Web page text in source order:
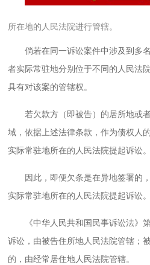
所在地的人民法院进行管辖。
倘若在同一诉讼案件中涉及到多
者实际常驻地分别位于不同的人民法
具有对该案的管辖权。
若欠款方（即被告）的居所地或
域，依据上述法律条款，作为债权人
实际常驻地所在的人民法院提起诉讼。
因此，即便欠条是在异地签署的
实际常驻地所在的人民法院提起诉讼。
《中华人民共和国民事诉讼法》
诉讼，由被告住所地人民法院管辖；
的，由经常居住地人民法院管辖。